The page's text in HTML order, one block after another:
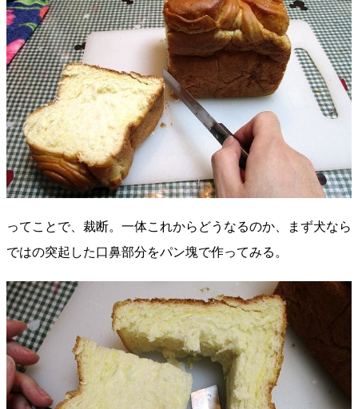
ってことで、裁断。一体これからどうなるのか、まず犬なら
ではの突起した口鼻部分をパン塊で作ってみる。